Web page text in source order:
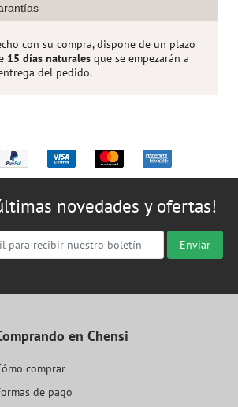
con su compra, dispone de un plazo
15 días naturales que se empezarán a
del pedido.
novedades y ofertas!
Enviar
en Chensi
comprar
de pago